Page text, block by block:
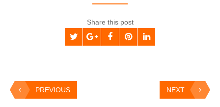
Share this post
PREVIOUS NEXT